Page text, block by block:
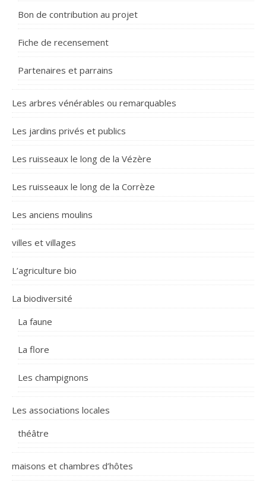
Bon de contribution au projet
Fiche de recensement
Partenaires et parrains
Les arbres vénérables ou remarquables
Les jardins privés et publics
Les ruisseaux le long de la Vézère
Les ruisseaux le long de la Corrèze
Les anciens moulins
villes et villages
L’agriculture bio
La biodiversité
La faune
La flore
Les champignons
Les associations locales
théâtre
maisons et chambres d’hôtes